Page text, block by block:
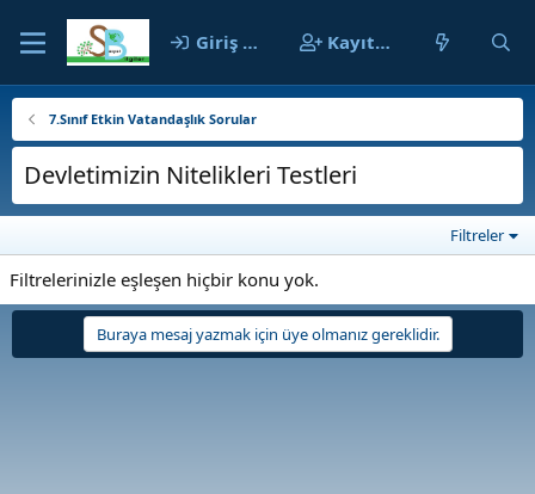
Giriş yap Kayıt ol
7.Sınıf Etkin Vatandaşlık Sorular
Devletimizin Nitelikleri Testleri
Filtreler
Filtrelerinizle eşleşen hiçbir konu yok.
Buraya mesaj yazmak için üye olmanız gereklidir.